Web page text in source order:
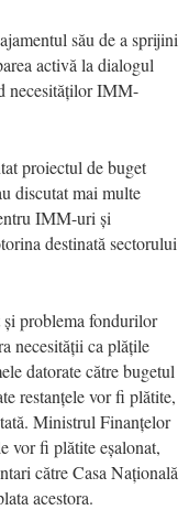
său de a sprijini
activă la dialogul
necesităților IMM-
proiectul de buget
discutat mai multe
IMM-uri și
destinată sectorului
problema fondurilor
necesității ca plățile
datorate către bugetul
restanțele vor fi plătite,
Ministrul Finanțelor
vor fi plătite eșalonat,
către Casa Națională
acestora.